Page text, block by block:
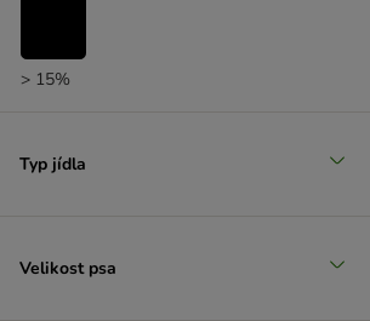
> 15%
Typ jídla
Velikost psa